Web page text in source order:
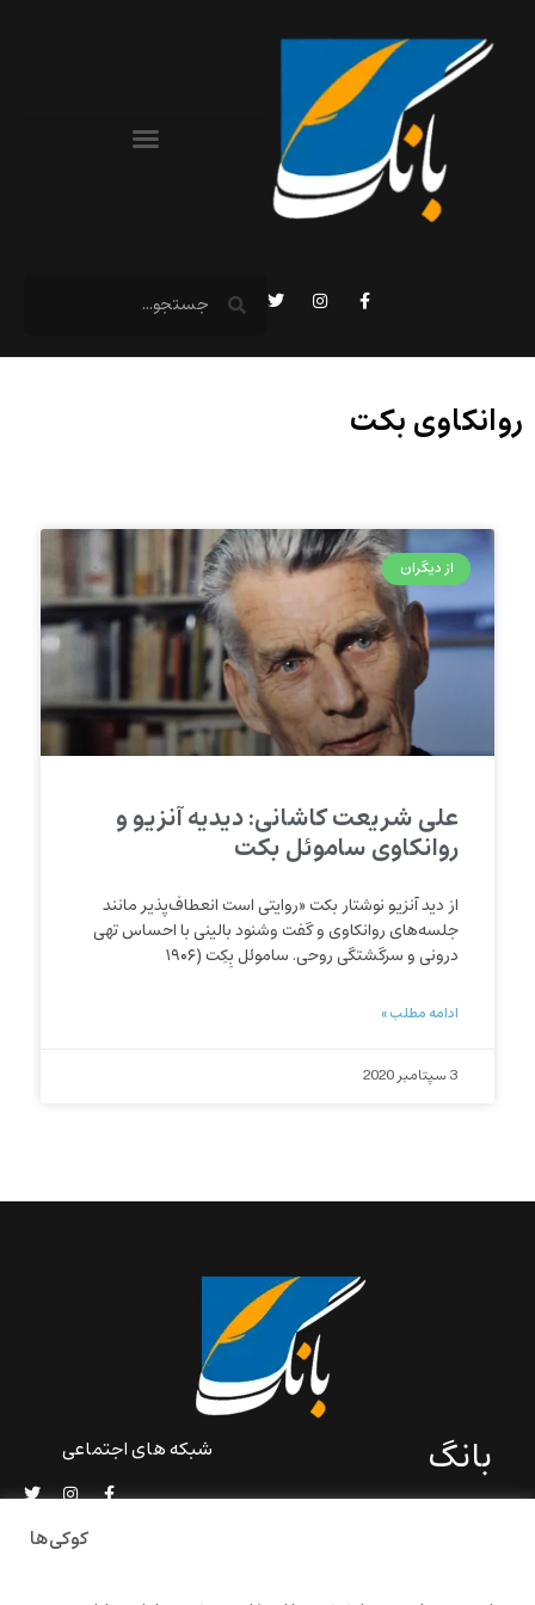
روانکاوی بکت
از دیگران
علی شریعت کاشانی: دیدیه آنزیو و
روان‏کاوی ساموئل بکت
از دید آنزیو نوشتار بکت «روایتی است انعطاف‌پذیر مانند
جلسه‌های روان‏کاوی و گفت‏ وشنود بالینی با احساس تهی
درونی و سرگشتگی روحی. ساموئل بِکِت (۱۹۰۶
ادامه مطلب »
3 سپتامبر 2020
بانگ
و امکانات مشترک شخصی
شبکه های اجتماعی
کوکی‌ها